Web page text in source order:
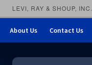
LEVI, RAY & SHOUP, INC.
About Us Contact Us